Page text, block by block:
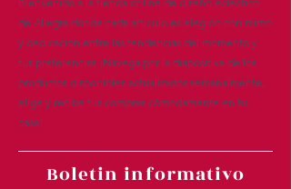
de Allegra donde cada artículo es elegido con mimo
y dedicación entre las tendencias del momento y
tus preferencias ¡Navega por la diapositiva de los
productos disponibles actualizados semanalmente,
elige y recibe tus compras cómodamente en tu
casa!
Boletin informativo